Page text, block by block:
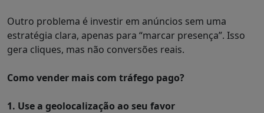
Outro problema é investir em anúncios sem uma
estratégia clara, apenas para “marcar presença”. Isso
gera cliques, mas não conversões reais.
Como vender mais com tráfego pago?
1. Use a geolocalização ao seu favor